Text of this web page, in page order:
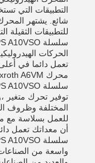
شائع. يشتهر المحرك
للتطبيقات الثقيلة
الحركات
تعمل دائما في أعلى
توفير تحرك متغير
أن معداتك تعمل
واسعة من الصناعات